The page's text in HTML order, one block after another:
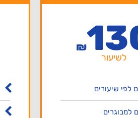
₪
לשיעור
לפי שיעורים
למבוגרים